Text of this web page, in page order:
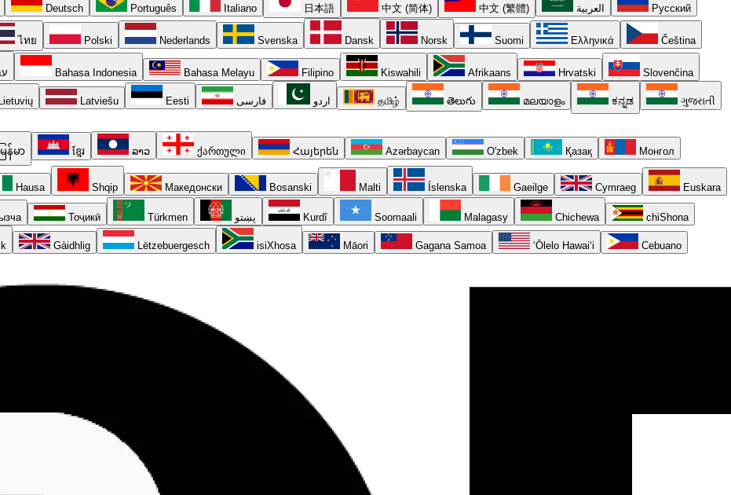
Deutsch Português Italiano 日本語 中文 (简体) 中文 (繁體) العربية Русский
ไทย Polski Nederlands Svenska Dansk Norsk Suomi Ελληνικά Čeština
Bahasa Indonesia Bahasa Melayu Filipino Kiswahili Afrikaans Hrvatski Slovenčina
Lietuvių Latviešu Eesti فارسی اردو தமிழ் తెలుగు മലയാളം ಕನ್ನಡ ગુજરાતી
မြန်မာ ខ្មែរ ລາວ ქართული Հայերեն Azərbaycan O'zbek Қазақ Монгол
Hausa Shqip Македонски Bosanski Malti Íslenska Gaeilge Cymraeg Euskara
Тоҷикӣ Türkmen پښتو Kurdî Soomaali Malagasy Chichewa chiShona
Gàidhlig Lëtzebuergesch isiXhosa Māori Gagana Samoa ʻŌlelo Hawaiʻi Cebuano